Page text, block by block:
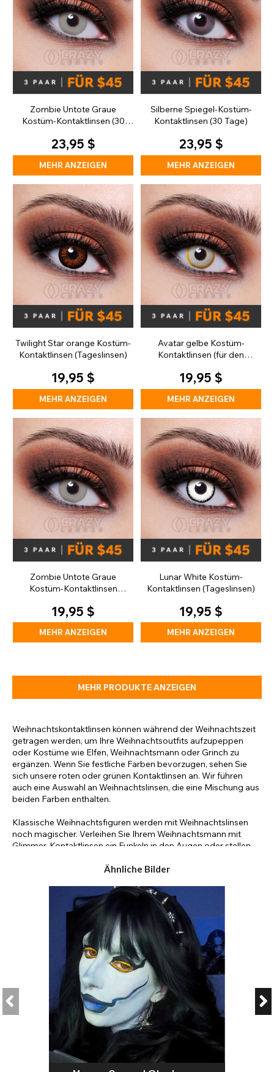
Zombie Untote Graue
Kostüm-Kontaktlinsen (30
23,95 $
MEHR ANZEIGEN
Silberne Spiegel-Kostüm-
Kontaktlinsen (30 Tage)
23,95 $
MEHR ANZEIGEN
Twilight Star orange Kostüm-
Kontaktlinsen (Tageslinsen)
19,95 $
MEHR ANZEIGEN
Avatar gelbe Kostüm-
Kontaktlinsen (für den
19,95 $
MEHR ANZEIGEN
Zombie Untote Graue
Kostüm-Kontaktlinsen
19,95 $
MEHR ANZEIGEN
Lunar White Kostüm-
Kontaktlinsen (Tageslinsen)
19,95 $
MEHR ANZEIGEN
MEHR PRODUKTE ANZEIGEN
Weihnachtskontaktlinsen können während der Weihnachtszeit
getragen werden, um Ihre Weihnachtsoutfits aufzupeppen
oder Kostüme wie Elfen, Weihnachtsmann oder Grinch zu
ergänzen. Wenn Sie festliche Farben bevorzugen, sehen Sie
sich unsere roten oder grünen Kontaktlinsen an. Wir führen
auch eine Auswahl an Weihnachtslinsen, die eine Mischung aus
beiden Farben enthalten.
Klassische Weihnachtsfiguren werden mit Weihnachtslinsen
noch magischer. Verleihen Sie Ihrem Weihnachtsmann mit
Glimmer-Kontaktlinsen ein Funkeln in den Augen oder stellen
natürlichen und Cosplay-Kontaktlinsen können Ihre
Sie Ihren Elfen mit lustigen Fantasy-Linsenfarben wie Pink und
Lila etwas Schabernack oder wählen Sie ein leuchtendes Grün,
das zu den festlichen Farben passt. Ergänzen Sie Ihr
Rentierkostüm mit dunkelbraunen Kontaktlinsen, um Ihr Make-
up zu vervollständigen.
Es gibt auch einige klassische Weihnachtskostüme mit Figuren
aus der Popkultur, die mit Weihnachtskontaktlinsen aufgepeppt
werden können. Für den Film „Der Grinch“ veränderte Jim
Carrey seine Augenfarbe, um Grinch-Augen zu kreieren.
Seitdem imitieren Make-up-Experten das Spezialeffekt-Make-
up aus dem Film, indem sie gelbe Grinch-Kontaktlinsen zu
ihrem Make-up hinzufügen.
Wenn Sie ein lustiges Make-up für eine Weihnachtsparty oder
Ähnliche Bilder